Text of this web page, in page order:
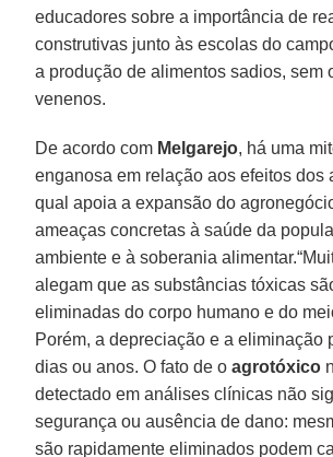
educadores sobre a importância de
construtivas junto às escolas do
a produção de alimentos sadios, sem
venenos.
De acordo com Melgarejo, há uma
enganosa em relação aos efeitos dos
qual apoia a expansão do
ameaças concretas à saúde da
ambiente e à soberania
alegam que as substâncias tóxicas
eliminadas do corpo humano e do
Porém, a depreciação e a eliminação
dias ou anos. O fato de oagrotóxico
detectado em análises clínicas não
segurança ou ausência de dano:
são rapidamente eliminados podem